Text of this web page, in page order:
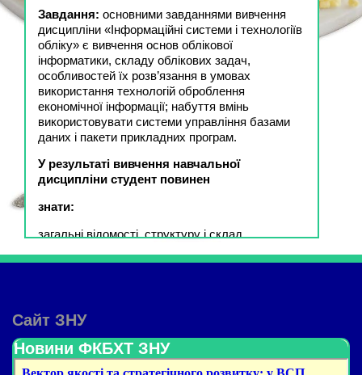
Завдання: основними завданнями вивчення
дисципліни «Інформаційні системи і технологіїв
обліку» є вивчення основ облікової
інформатики, складу облікових задач,
особливостей їх розв’язання в умовах
використання технологій оброблення
економічної інформації; набуття вмінь
використовувати системи управління базами
даних і пакети прикладних програм.
У результаті вивчення навчальної
дисципліни студент повинен
знати:
загальні відомості, структуру і склад
забезпечення інформаційних систем;
інформаційних систем; організацію
інформаційної системи бухгалтерського обліку
на базі програми 1С Бухгалтерія 8
вміти:
Сайт ЗНУ
Новини ФКБХТ ЗНУ